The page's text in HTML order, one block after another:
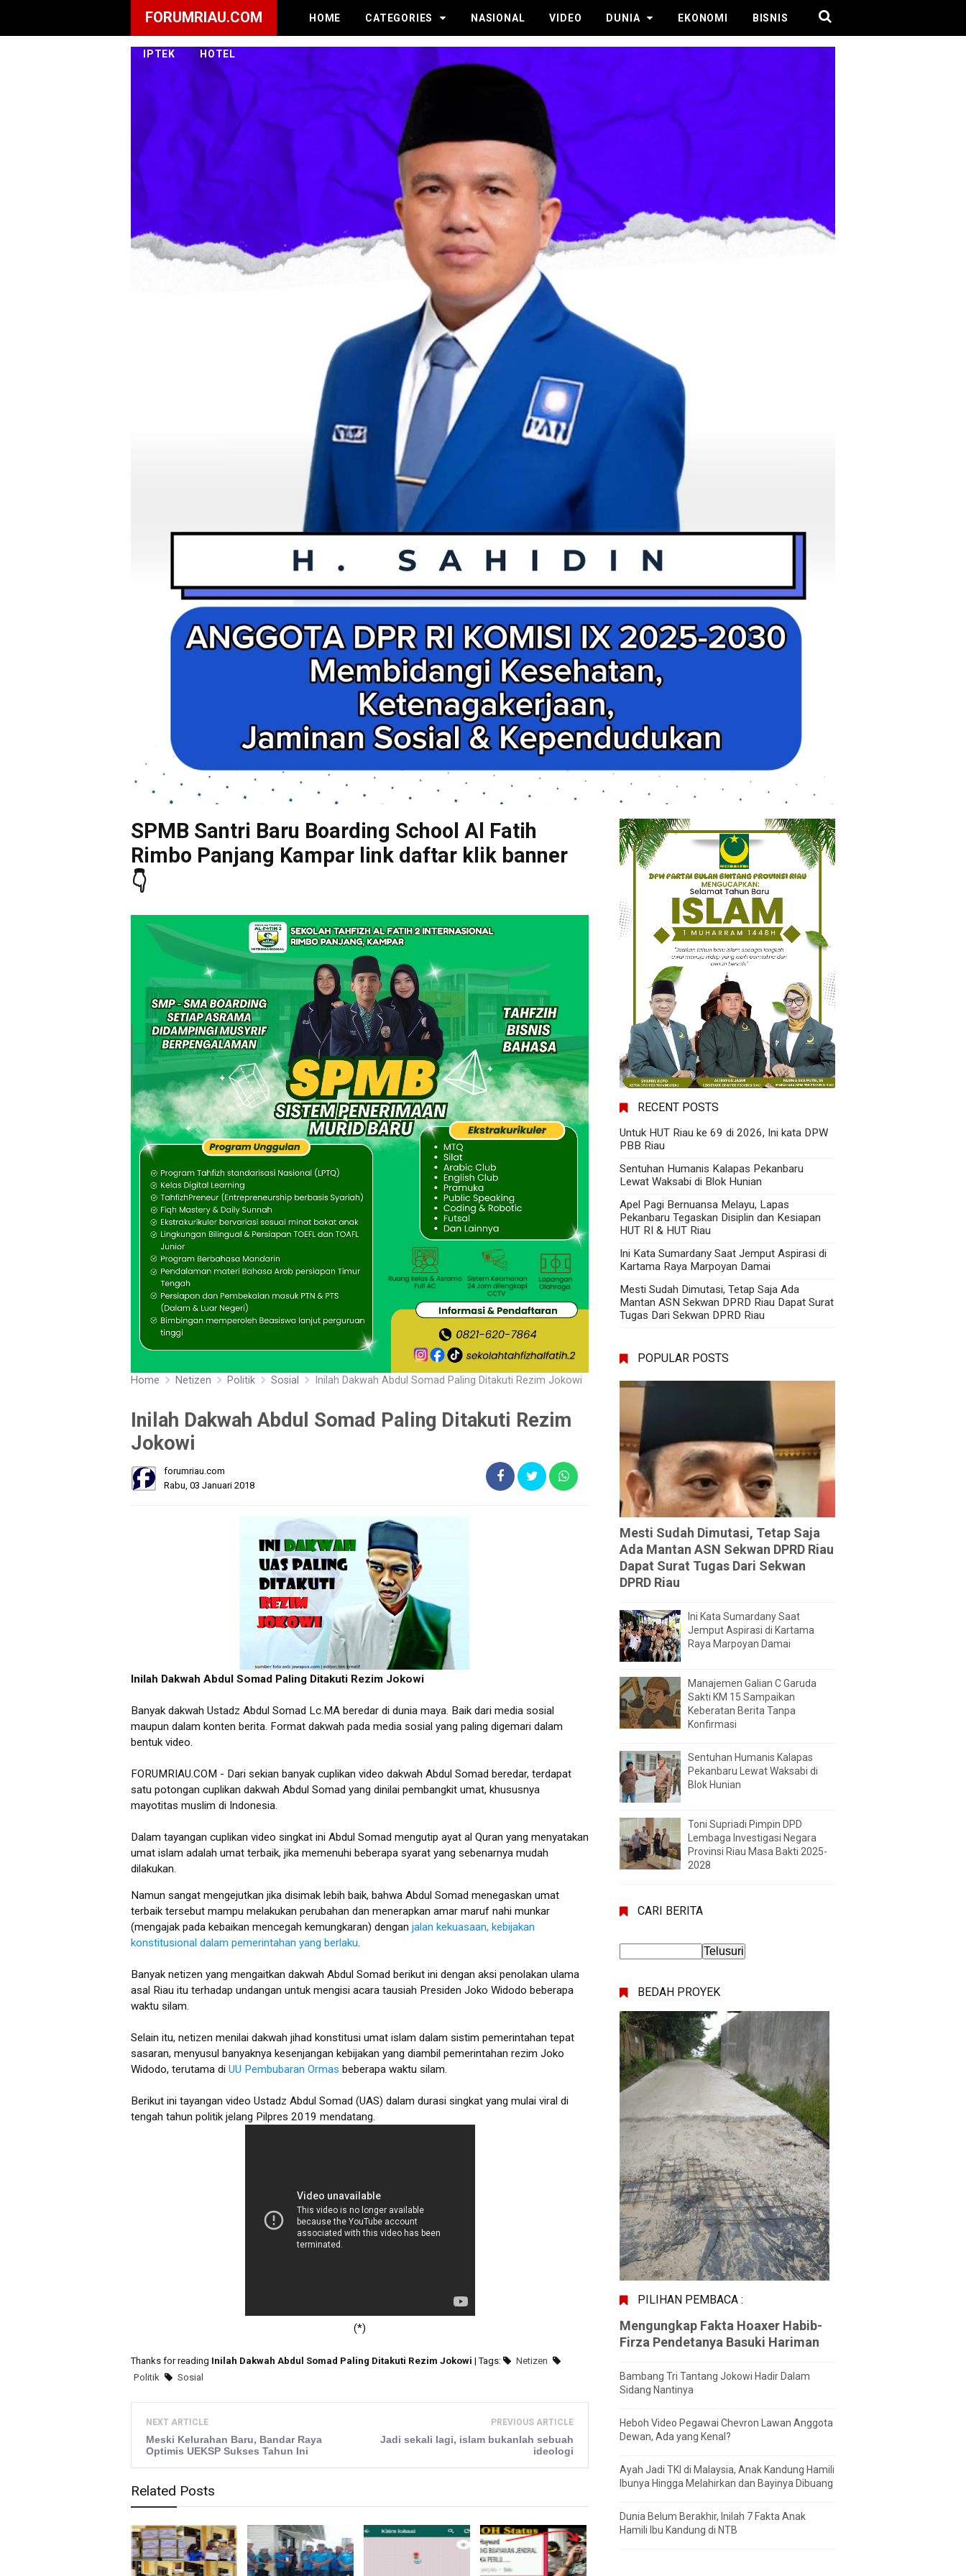
FORUMRIAU.COM HOME CATEGORIES NASIONAL VIDEO DUNIA EKONOMI BISNIS
IPTEK HOTEL
SPMB Santri Baru Boarding School Al Fatih
Rimbo Panjang Kampar link daftar klik banner
👇
Home Netizen Politik Sosial Inilah Dakwah Abdul Somad Paling Ditakuti Rezim Jokowi
Inilah Dakwah Abdul Somad Paling Ditakuti Rezim
Jokowi
forumriau.com
Rabu, 03 Januari 2018
Inilah Dakwah Abdul Somad Paling Ditakuti Rezim Jokowi
Banyak dakwah Ustadz Abdul Somad Lc.MA beredar di dunia maya. Baik dari media sosial
maupun dalam konten berita. Format dakwah pada media sosial yang paling digemari dalam
bentuk video.
FORUMRIAU.COM - Dari sekian banyak cuplikan video dakwah Abdul Somad beredar, terdapat
satu potongan cuplikan dakwah Abdul Somad yang dinilai pembangkit umat, khususnya
mayotitas muslim di Indonesia.
Dalam tayangan cuplikan video singkat ini Abdul Somad mengutip ayat al Quran yang menyatakan
umat islam adalah umat terbaik, jika memenuhi beberapa syarat yang sebenarnya mudah
dilakukan.
Namun sangat mengejutkan jika disimak lebih baik, bahwa Abdul Somad menegaskan umat
terbaik tersebut mampu melakukan perubahan dan menerapkan amar maruf nahi munkar
(mengajak pada kebaikan mencegah kemungkaran) dengan jalan kekuasaan, kebijakan
konstitusional dalam pemerintahan yang berlaku.
Banyak netizen yang mengaitkan dakwah Abdul Somad berikut ini dengan aksi penolakan ulama
asal Riau itu terhadap undangan untuk mengisi acara tausiah Presiden Joko Widodo beberapa
waktu silam.
Selain itu, netizen menilai dakwah jihad konstitusi umat islam dalam sistim pemerintahan tepat
sasaran, menyusul banyaknya kesenjangan kebijakan yang diambil pemerintahan rezim Joko
Widodo, terutama di UU Pembubaran Ormas beberapa waktu silam.
Berikut ini tayangan video Ustadz Abdul Somad (UAS) dalam durasi singkat yang mulai viral di
tengah tahun politik jelang Pilpres 2019 mendatang.
(*)
Thanks for reading Inilah Dakwah Abdul Somad Paling Ditakuti Rezim Jokowi | Tags:
Netizen
Politik
Sosial
NEXT ARTICLE
Meski Kelurahan Baru, Bandar Raya
Optimis UEKSP Sukses Tahun Ini
PREVIOUS ARTICLE
Jadi sekali lagi, islam bukanlah sebuah
ideologi
Related Posts
RECENT POSTS
Untuk HUT Riau ke 69 di 2026, Ini kata DPW
PBB Riau
Sentuhan Humanis Kalapas Pekanbaru
Lewat Waksabi di Blok Hunian
Apel Pagi Bernuansa Melayu, Lapas
Pekanbaru Tegaskan Disiplin dan Kesiapan
HUT RI & HUT Riau
Ini Kata Sumardany Saat Jemput Aspirasi di
Kartama Raya Marpoyan Damai
Mesti Sudah Dimutasi, Tetap Saja Ada
Mantan ASN Sekwan DPRD Riau Dapat Surat
Tugas Dari Sekwan DPRD Riau
POPULAR POSTS
Mesti Sudah Dimutasi, Tetap Saja
Ada Mantan ASN Sekwan DPRD Riau
Dapat Surat Tugas Dari Sekwan
DPRD Riau
Ini Kata Sumardany Saat
Jemput Aspirasi di Kartama
Raya Marpoyan Damai
Manajemen Galian C Garuda
Sakti KM 15 Sampaikan
Keberatan Berita Tanpa
Konfirmasi
Sentuhan Humanis Kalapas
Pekanbaru Lewat Waksabi di
Blok Hunian
Toni Supriadi Pimpin DPD
Lembaga Investigasi Negara
Provinsi Riau Masa Bakti 2025-
2028
CARI BERITA
BEDAH PROYEK
PILIHAN PEMBACA :
Mengungkap Fakta Hoaxer Habib-
Firza Pendetanya Basuki Hariman
Bambang Tri Tantang Jokowi Hadir Dalam
Sidang Nantinya
Heboh Video Pegawai Chevron Lawan Anggota
Dewan, Ada yang Kenal?
Ayah Jadi TKI di Malaysia, Anak Kandung Hamili
Ibunya Hingga Melahirkan dan Bayinya Dibuang
Dunia Belum Berakhir, Inilah 7 Fakta Anak
Hamili Ibu Kandung di NTB